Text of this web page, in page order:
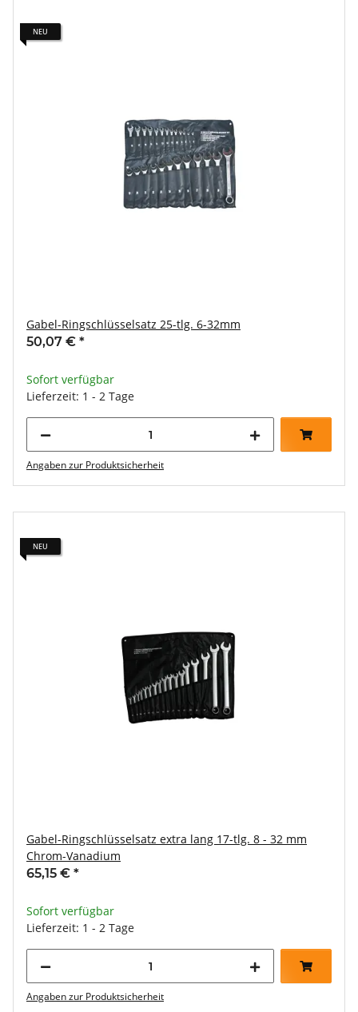
NEU
Gabel-Ringschlüsselsatz 25-tlg. 6-32mm
50,07 € *
Sofort verfügbar
Lieferzeit: 1 - 2 Tage
Angaben zur Produktsicherheit
NEU
Gabel-Ringschlüsselsatz extra lang 17-tlg. 8 - 32 mm
Chrom-Vanadium
65,15 € *
Sofort verfügbar
Lieferzeit: 1 - 2 Tage
Angaben zur Produktsicherheit